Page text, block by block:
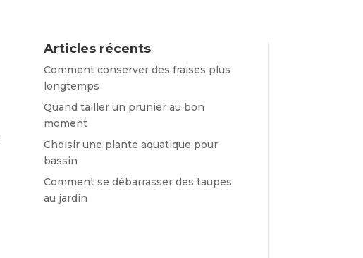
Articles récents
Comment conserver des fraises plus
longtemps
Quand tailler un prunier au bon
moment
Choisir une plante aquatique pour
bassin
Comment se débarrasser des taupes
au jardin